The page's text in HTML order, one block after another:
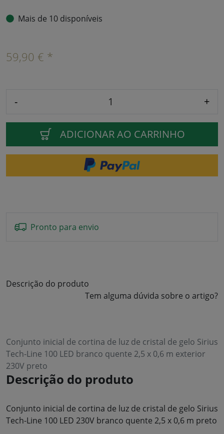
Mais de 10 disponíveis
59,90 € *
- +
ADICIONAR AO CARRINHO
Pronto para envio
Descrição do produto
Tem alguma dúvida sobre o artigo?
Conjunto inicial de cortina de luz de cristal de gelo Sirius
Tech-Line 100 LED branco quente 2,5 x 0,6 m exterior
230V preto
Descrição do produto
Conjunto inicial de cortina de luz de cristal de gelo Sirius
Tech-Line 100 LED 230V branco quente 2,5 x 0,6 m preto